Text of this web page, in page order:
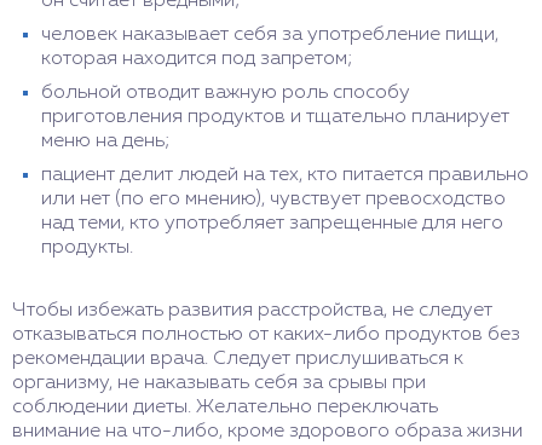
человек наказывает себя за употребление пищи,
которая находится под запретом;
больной отводит важную роль способу
приготовления продуктов и тщательно планирует
меню на день;
пациент делит людей на тех, кто питается правильно
или нет (по его мнению), чувствует превосходство
над теми, кто употребляет запрещенные для него
продукты.
Чтобы избежать развития расстройства, не следует
отказываться полностью от каких-либо продуктов без
рекомендации врача. Следует прислушиваться к
организму, не наказывать себя за срывы при
соблюдении диеты. Желательно переключать
внимание на что-либо, кроме здорового образа жизни